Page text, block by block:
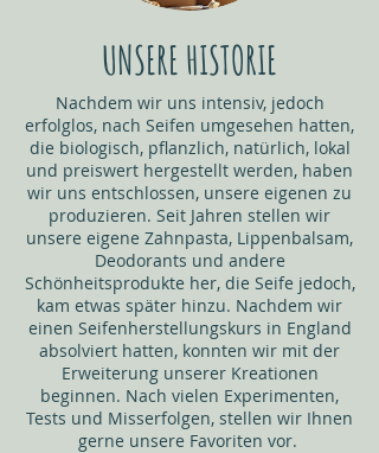
Nachdem wir uns intensiv, jedoch
erfolglos, nach Seifen umgesehen hatten,
die biologisch, pflanzlich, natürlich, lokal
und preiswert hergestellt werden, haben
wir uns entschlossen, unsere eigenen zu
produzieren. Seit Jahren stellen wir
unsere eigene Zahnpasta, Lippenbalsam,
Deodorants und andere
Schönheitsprodukte her, die Seife jedoch,
kam etwas später hinzu. Nachdem wir
einen Seifenherstellungskurs in England
absolviert hatten, konnten wir mit der
Erweiterung unserer Kreationen
beginnen. Nach vielen Experimenten,
Tests und Misserfolgen, stellen wir Ihnen
gerne unsere Favoriten vor.
UNSERE HISTORIE